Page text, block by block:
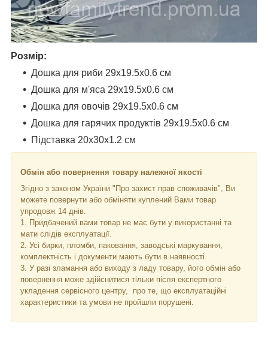
Розмір:
Дошка для риби 29х19.5х0.6 см
Дошка для м'яса 29х19.5х0.6 см
Дошка для овочів 29х19.5х0.6 см
Дошка для гарячих продуктів 29х19.5х0.6 см
Підставка 20х30х1.2 см
Обмін або повернення товару належної якості
Згідно з законом України "Про захист прав споживачів", Ви
можете повернути або обміняти куплений Вами товар
упродовж 14 днів.
1. Придбачений вами товар не має бути у використанні та
мати слідів експлуатації.
2. Усі бирки, пломби, паковання, заводські маркування,
комплектність і документи мають бути в наявності.
3. У разі зламання або виходу з ладу товару, його обмін або
повернення може здійснитися тільки після експертного
укладення сервісного центру, про те, що експлуатаційні
характеристики та умови не пройшли порушені.